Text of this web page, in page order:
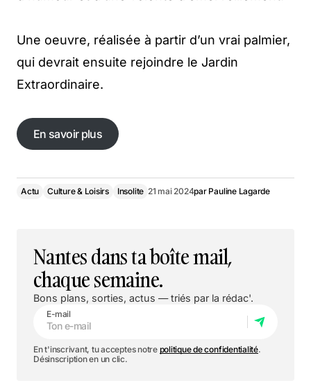
Une oeuvre, réalisée à partir d’un vrai palmier,
qui devrait ensuite rejoindre le Jardin
Extraordinaire.
En savoir plus
En savoir plus
Actu Culture & Loisirs Insolite 21 mai 2024par Pauline Lagarde
Nantes dans ta boîte mail,
chaque semaine.
Bons plans, sorties, actus — triés par la rédac'.
E-mail
En t'inscrivant, tu acceptes notre politique de confidentialité.
Désinscription en un clic.